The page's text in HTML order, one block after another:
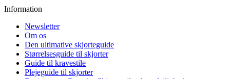
Information
Newsletter
Om os
Den ultimative skjorteguide
Størrelsesguide til skjorter
Guide til kravestile
Plejeguide til skjorter